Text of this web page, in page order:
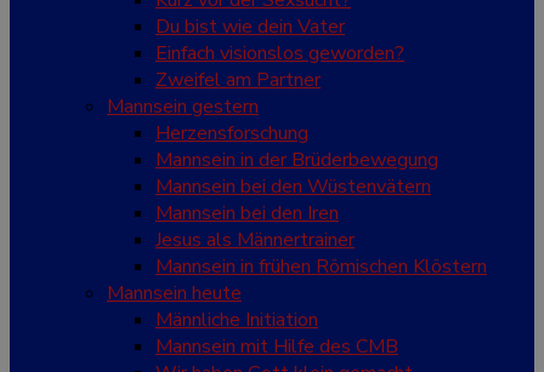
Du bist wie dein Vater
Einfach visionslos geworden?
Zweifel am Partner
Mannsein gestern
Herzensforschung
Mannsein in der Brüderbewegung
Mannsein bei den Wüstenvätern
Mannsein bei den Iren
Jesus als Männertrainer
Mannsein in frühen Römischen Klöstern
Mannsein heute
Männliche Initiation
Mannsein mit Hilfe des CMB